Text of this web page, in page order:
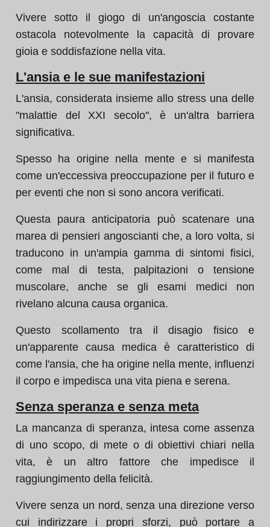
Vivere sotto il giogo di un'angoscia costante
ostacola notevolmente la capacità di provare
gioia e soddisfazione nella vita.
L'ansia e le sue manifestazioni
L'ansia, considerata insieme allo stress una delle
"malattie del XXI secolo", è un'altra barriera
significativa.
Spesso ha origine nella mente e si manifesta
come un'eccessiva preoccupazione per il futuro e
per eventi che non si sono ancora verificati.
Questa paura anticipatoria può scatenare una
marea di pensieri angoscianti che, a loro volta, si
traducono in un'ampia gamma di sintomi fisici,
come mal di testa, palpitazioni o tensione
muscolare, anche se gli esami medici non
rivelano alcuna causa organica.
Questo scollamento tra il disagio fisico e
un'apparente causa medica è caratteristico di
come l'ansia, che ha origine nella mente, influenzi
il corpo e impedisca una vita piena e serena.
Senza speranza e senza meta
La mancanza di speranza, intesa come assenza
di uno scopo, di mete o di obiettivi chiari nella
vita, è un altro fattore che impedisce il
raggiungimento della felicità.
Vivere senza un nord, senza una direzione verso
cui indirizzare i propri sforzi, può portare a